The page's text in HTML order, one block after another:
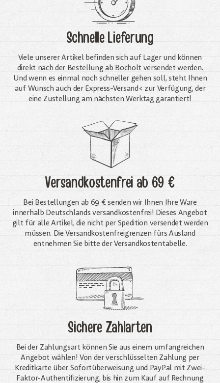
Schnelle Lieferung
Viele unserer Artikel befinden sich auf Lager und können
direkt nach der Bestellung ab Bocholt versendet werden.
Und wenn es einmal noch schneller gehen soll, steht Ihnen
auf Wunsch auch der Express-Versand< zur Verfügung, der
eine Zustellung am nächsten Werktag garantiert!
Versandkostenfreiab 69 €
Bei Bestellungen ab 69 € senden wir Ihnen Ihre Ware
innerhalb Deutschlands versandkostenfrei! Dieses Angebot
gilt für alle Artikel, die nicht per Spedition versendet werden
müssen. Die Versandkosten­freigrenzen fürs Ausland
entnehmen Sie bitte der Versandkostentabelle.
Sichere Zahlarten
Bei der Zahlungsart können Sie aus einem umfangreichen
Angebot wählen! Von der verschlüsselten Zahlung per
Kreditkarte über Sofortüberweisung und PayPal mit Zwei-
Faktor-Authentifizierung, bis hin zum Kauf auf Rechnung